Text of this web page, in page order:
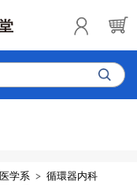
学系
循環器内科